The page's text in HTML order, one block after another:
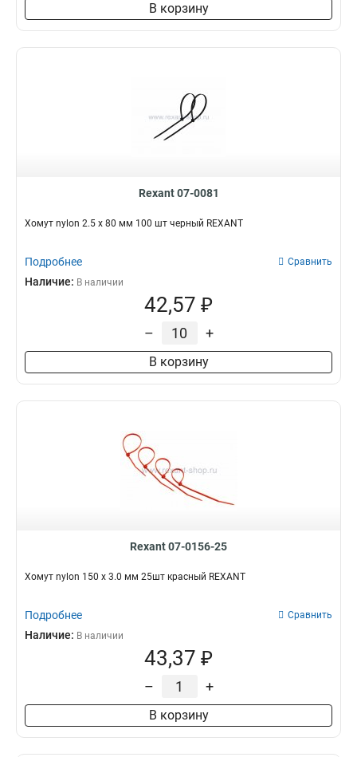
В корзину
Rexant 07-0081
Хомут nylon 2.5 х 80 мм 100 шт черный REXANT
Подробнее Сравнить
Наличие: В наличии
42,57 ₽
– +
В корзину
Rexant 07-0156-25
Хомут nylon 150 х 3.0 мм 25шт красный REXANT
Подробнее Сравнить
Наличие: В наличии
43,37 ₽
– +
В корзину